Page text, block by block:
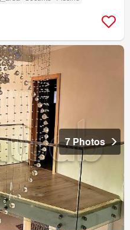
7 Photos